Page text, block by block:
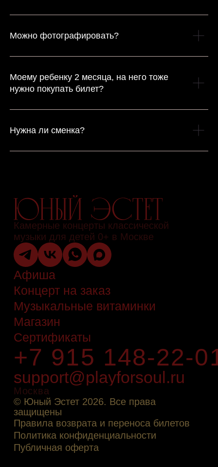
Можно фотографировать?
Моему ребенку 2 месяца, на него тоже
нужно покупать билет?
Нужна ли сменка?